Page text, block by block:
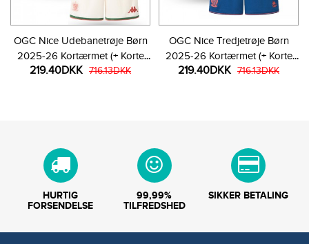
OGC Nice Udebanetrøje Børn
2025-26 Kortærmet (+ Korte
bukser)
219.40DKK 716.13DKK
OGC Nice Tredjetrøje Børn
2025-26 Kortærmet (+ Korte
bukser)
219.40DKK 716.13DKK
HURTIG
FORSENDELSE
99,99%
TILFREDSHED
SIKKER BETALING